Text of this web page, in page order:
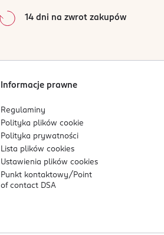
14 dni na zwrot zakupów
Informacje prawne
Regulaminy
Polityka plikówcookie
Polityka prywatności
Lista plikówcookies
Ustawienia plikówcookies
Punkt kontaktowy/ Point
of contact DSA